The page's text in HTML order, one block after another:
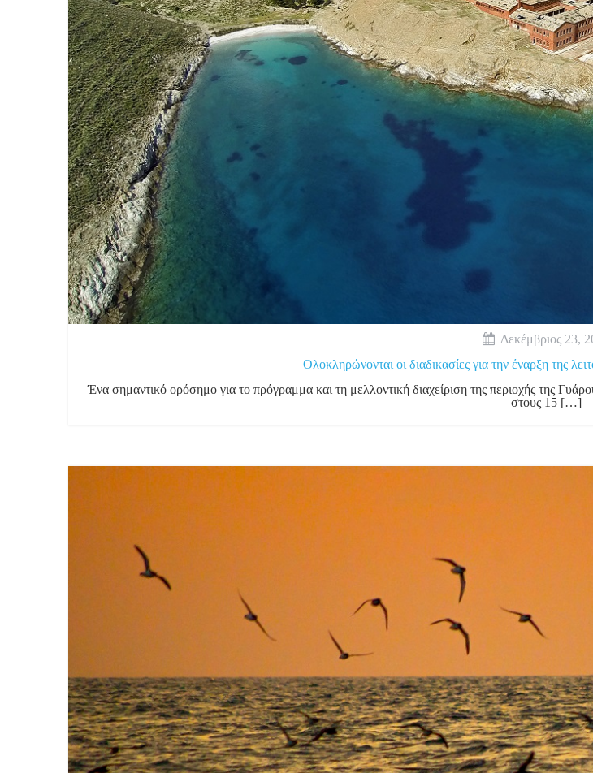
Δεκέμβριος 23,
Ολοκληρώνονται οι διαδικασίες για την έναρξη της
Ένα σημαντικό ορόσημο για το πρόγραμμα και τη μελλοντική διαχείριση της περιοχής της
στους 15 […]